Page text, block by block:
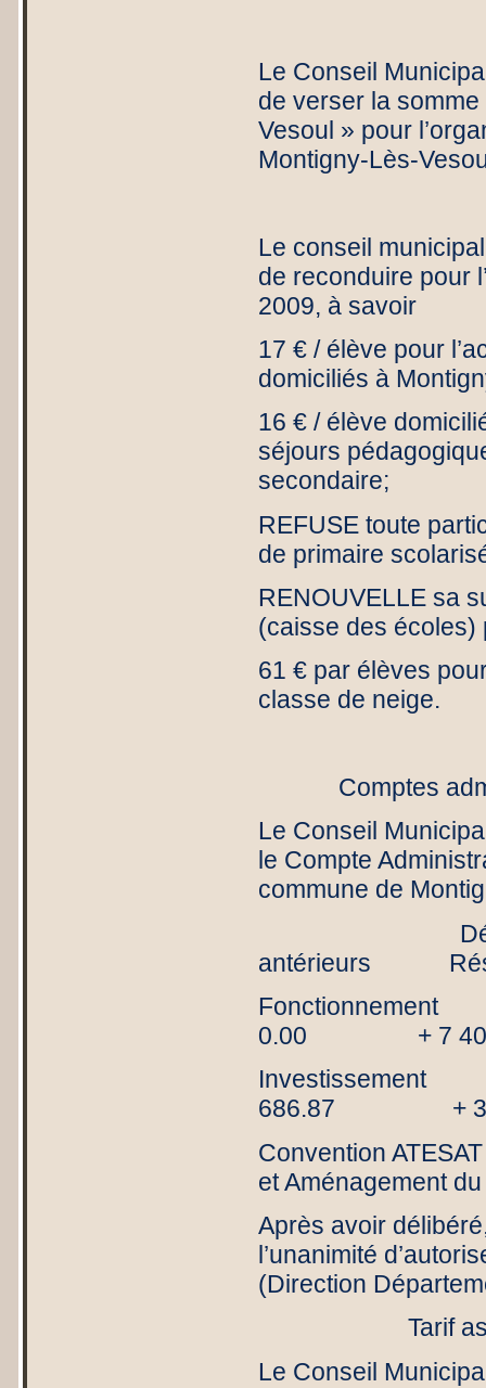
Le Conseil
de verser la
Vesoul » pour
Montigny-Lès-
Le conseil
de reconduire pour
2009, à savoir
17 € / élève pour
domiciliés à
16 € / élève
séjours
secondaire;
REFUSE toute
de primaire
RENOUVELLE sa
(caisse des écoles)
61 € par élèves
classe de neige.
Comptes
Le Conseil
le Compte
commune de
antérieurs
0.00 + 7
686.87 + 3
Convention
et Aménagement
Après avoir
l’unanimité
(Direction
Tarif
Le Conseil